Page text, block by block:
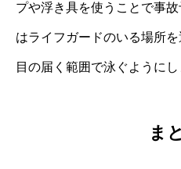
プや浮き具を使うことで事
はライフガードのいる場所
目の届く範囲で泳ぐようにし
ま